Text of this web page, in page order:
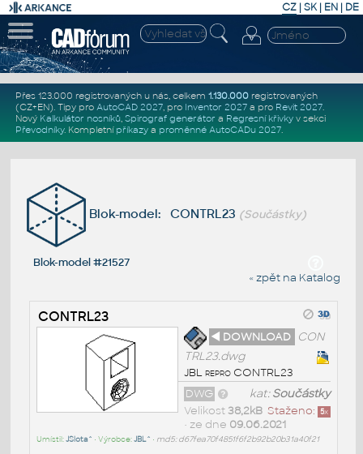
CZ | SK| EN | DE
Přes 123.000 registrovaných u nás, celkem 1.130.000registrovaných
(CZ+EN). Tipy pro AutoCAD 2027, pro Inventor 2027a pro Revit 2027.
Nový Kalkulátor nosníků, Spirograf generátor a Regresní křivkyv sekci
Převodníky. Kompletní příkazya proměnné AutoCADu 2027.
Blok-model: CONTRL23 (Součástky)
Blok-model #21527
« zpět na Katalog
CONTRL23
◄ DOWNLOAD
CON
TRL23.dwg
JBL repro CONTRL23
kat:Součástky
DWG
Staženo: 5x
Velikost38,2kB
• ze dne 09.06.2021
Umístil:JSlota^ • Výrobce:JBL^ • md5: d67fea70f4851f6f2b92b20b31a40f21